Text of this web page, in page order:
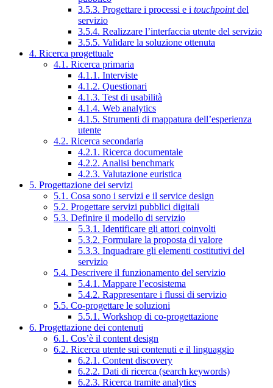
3.5.3. Progettare i processi e i touchpointdel
servizio
3.5.4. Realizzare l’interfaccia utente del servizio
3.5.5. Validare la soluzione ottenuta
4. Ricerca progettuale
4.1. Ricerca primaria
4.1.1. Interviste
4.1.2. Questionari
4.1.3. Test di usabilità
4.1.4. Web analytics
4.1.5. Strumenti di mappatura dell’esperienza
utente
4.2. Ricerca secondaria
4.2.1. Ricerca documentale
4.2.2. Analisi benchmark
4.2.3. Valutazione euristica
5. Progettazione dei servizi
5.1. Cosa sono i servizi e il service design
5.2. Progettare servizi pubblici digitali
5.3. Definire il modello di servizio
5.3.1. Identificare gli attori coinvolti
5.3.2. Formulare la proposta di valore
5.3.3. Inquadrare gli elementi costitutivi del
servizio
5.4. Descrivere il funzionamento del servizio
5.4.1. Mappare l’ecosistema
5.4.2. Rappresentare i flussi di servizio
5.5. Co-progettare le soluzioni
5.5.1. Workshop di co-progettazione
6. Progettazione dei contenuti
6.1. Cos’è il content design
6.2. Ricerca utente sui contenuti e il linguaggio
6.2.1. Content discovery
6.2.2. Dati di ricerca (search keywords)
6.2.3. Ricerca tramite analytics